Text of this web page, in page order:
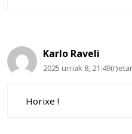
Karlo Raveli
2025 urriak 8,
Horixe !